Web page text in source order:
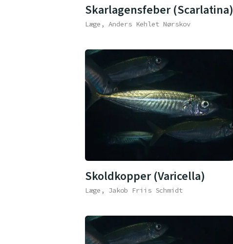
Skarlagensfeber (Scarlatina)
Læge, Anders Kehlet Nørskov
Skoldkopper (Varicella)
Læge, Jakob Friis Schmidt